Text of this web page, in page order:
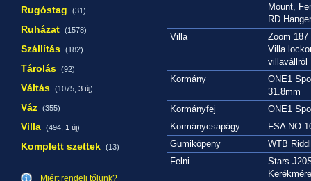
Rugóstag (31)
Ruházat (1578)
Szállítás (182)
Tárolás (92)
Váltás (1075, 3 új)
Váz (355)
Villa (494, 1 új)
Komplett szettek (13)
Miért rendelj tőlünk?
Mount,
RD
Villa
Zoom 187
Villa
villavállról
Kormány
ONE1
31.8mm
Kormányfej
ONE1
Kormánycsapágy
FSA
Gumiköpeny
WTB
Felni
Stars